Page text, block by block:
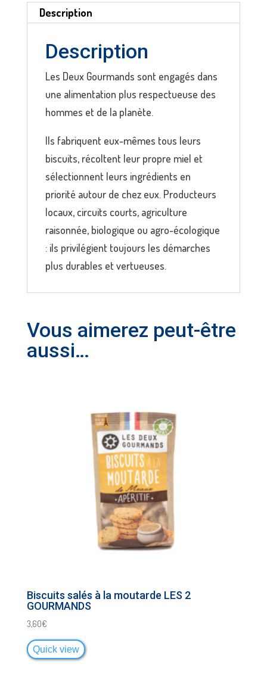
chèvre
LES
2
GOURMANDS
Description
Description
Les Deux Gourmands sont engagés dans
une alimentation plus respectueuse des
hommes et de la planète.
Ils fabriquent eux-mêmes tous leurs
biscuits, récoltent leur propre miel et
sélectionnent leurs ingrédients en
priorité autour de chez eux. Producteurs
locaux, circuits courts, agriculture
raisonnée, biologique ou agro-écologique
: ils privilégient toujours les démarches
plus durables et vertueuses.
Vous aimerez peut-être
aussi…
Biscuits salés à la moutarde LES 2
GOURMANDS
3,60€
Quick view